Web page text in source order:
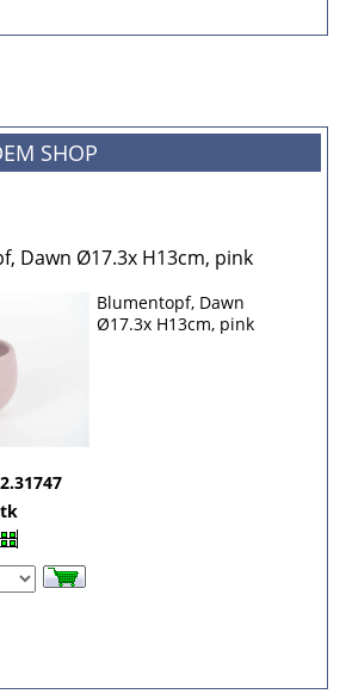
SHOP
Dawn Ø17.3x H13cm, pink
Blumentopf, Dawn
Ø17.3x H13cm, pink